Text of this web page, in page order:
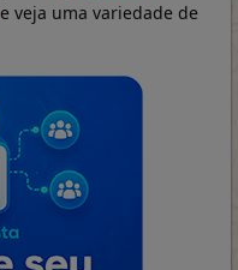
e veja uma variedade de